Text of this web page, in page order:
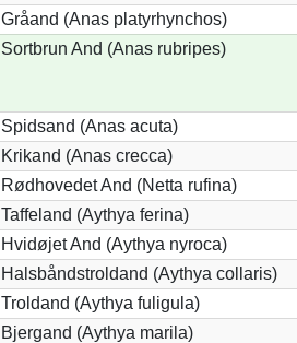
Gråand (Anas platyrhynchos)
Sortbrun And (Anas rubripes)
Spidsand (Anas acuta)
Krikand (Anas crecca)
Rødhovedet And (Netta rufina)
Taffeland (Aythya ferina)
Hvidøjet And (Aythya nyroca)
Halsbåndstroldand (Aythya collaris)
Troldand (Aythya fuligula)
Bjergand (Aythya marila)